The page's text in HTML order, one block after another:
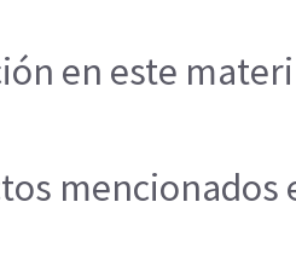
en este